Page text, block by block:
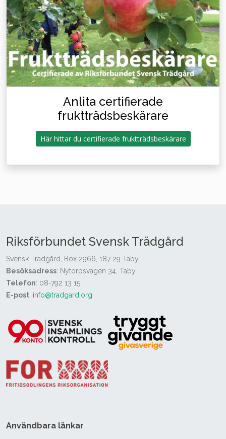
Anlita certifierade
fruktträdsbeskärare
Här hittar du certifierade fruktträdsbeskärare
Riksförbundet Svensk Trädgård
Svensk Trädgård, Box 2966, 187 29 Täby
Besöksadress: Nytorpsvägen 34, Täby
Telefon: 08-792 13 15
E-post: info@tradgard.org
Användbara länkar